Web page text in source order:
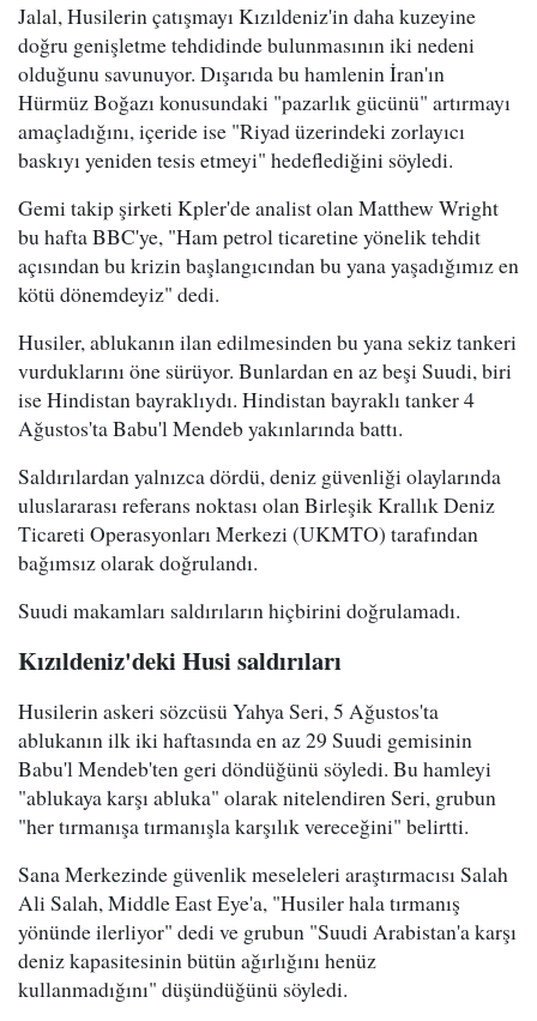
Jalal, Husilerin çatışmayı Kızıldeniz'in daha kuzeyine
doğru genişletme tehdidinde bulunmasının iki nedeni
olduğunu savunuyor. Dışarıda bu hamlenin İran'ın
Hürmüz Boğazı konusundaki "pazarlık gücünü" artırmayı
amaçladığını, içeride ise "Riyad üzerindeki zorlayıcı
baskıyı yeniden tesis etmeyi" hedeflediğini söyledi.
Gemi takip şirketi Kpler'de analist olan Matthew Wright
bu hafta BBC'ye, "Ham petrol ticaretine yönelik tehdit
açısından bu krizin başlangıcından bu yana yaşadığımız en
kötü dönemdeyiz" dedi.
Husiler, ablukanın ilan edilmesinden bu yana sekiz tankeri
vurduklarını öne sürüyor. Bunlardan en az beşi Suudi, biri
ise Hindistan bayraklıydı. Hindistan bayraklı tanker 4
Ağustos'ta Babu'l Mendeb yakınlarında battı.
Saldırılardan yalnızca dördü, deniz güvenliği olaylarında
uluslararası referans noktası olan Birleşik Krallık Deniz
Ticareti Operasyonları Merkezi (UKMTO) tarafından
bağımsız olarak doğrulandı.
Suudi makamları saldırıların hiçbirini doğrulamadı.
Kızıldeniz'deki Husi saldırıları
Husilerin askeri sözcüsü Yahya Seri, 5 Ağustos'ta
ablukanın ilk iki haftasında en az 29 Suudi gemisinin
Babu'l Mendeb'ten geri döndüğünü söyledi. Bu hamleyi
"ablukaya karşı abluka" olarak nitelendiren Seri, grubun
"her tırmanışa tırmanışla karşılık vereceğini" belirtti.
Sana Merkezinde güvenlik meseleleri araştırmacısı Salah
Ali Salah, Middle East Eye'a, "Husiler hala tırmanış
yönünde ilerliyor" dedi ve grubun "Suudi Arabistan'a karşı
deniz kapasitesinin bütün ağırlığını henüz
kullanmadığını" düşündüğünü söyledi.